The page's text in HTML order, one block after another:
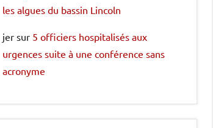
les algues du bassin Lincoln
jer sur 5 officiers hospitalisés aux
urgences suite à une conférence sans
acronyme